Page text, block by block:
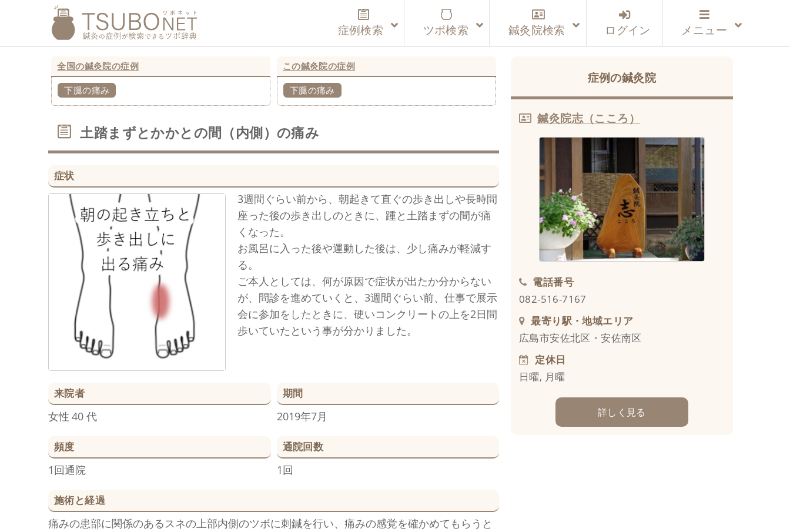
症例検索 ツボ検索 鍼灸院検索 ログイン メニュー
全国の鍼灸院の症例
下腿の痛み
この鍼灸院の症例
下腿の痛み
土踏まずとかかとの間（内側）の痛み
症状
3週間ぐらい前から、朝起きて直ぐの歩き出しや長時間
座った後の歩き出しのときに、踵と土踏まずの間が痛
くなった。
お風呂に入った後や運動した後は、少し痛みが軽減す
る。
ご本人としては、何が原因で症状が出たか分からない
が、問診を進めていくと、3週間ぐらい前、仕事で展示
会に参加をしたときに、硬いコンクリートの上を2日間
歩いていたという事が分かりました。
来院者
女性 40 代
期間
2019年7月
頻度
1回通院
通院回数
1回
施術と経過
痛みの患部に関係のあるスネの上部内側のツボに刺鍼を行い、痛みの感覚を確かめてもらうと
症例の鍼灸院
鍼灸院志（こころ）
電話番号
082-516-7167
最寄り駅・地域エリア
広島市安佐北区・安佐南区
定休日
日曜, 月曜
詳しく見る